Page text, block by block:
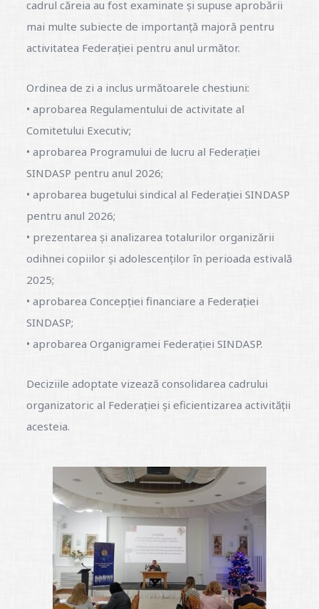
cadrul căreia au fost examinate și supuse aprobării
mai multe subiecte de importanță majoră pentru
activitatea Federației pentru anul următor.
Ordinea de zi a inclus următoarele chestiuni:
• aprobarea Regulamentului de activitate al
Comitetului Executiv;
• aprobarea Programului de lucru al Federației
SINDASP pentru anul 2026;
• aprobarea bugetului sindical al Federației SINDASP
pentru anul 2026;
• prezentarea și analizarea totalurilor organizării
odihnei copiilor și adolescenților în perioada estivală
2025;
• aprobarea Concepției financiare a Federației
SINDASP;
• aprobarea Organigramei Federației SINDASP.
Deciziile adoptate vizează consolidarea cadrului
organizatoric al Federației și eficientizarea activității
acesteia.